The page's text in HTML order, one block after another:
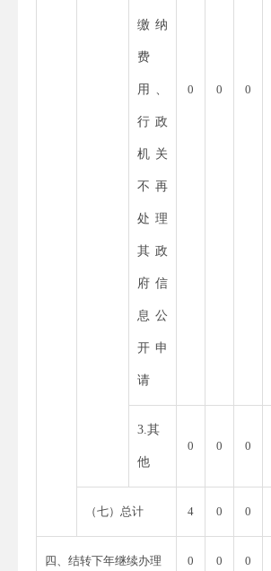
缴纳
费
用、
行政
机关
不再
处理
其政
府信
息公
开申
请
0 0 0
3.其
他
0 0 0
（七）总计 4 0 0
四、结转下年继续办理 0 0 0